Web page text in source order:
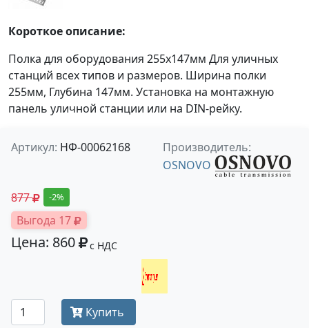
Короткое описание:
Полка для оборудования 255х147мм Для уличных
станций всех типов и размеров. Ширина полки
255мм, Глубина 147мм. Установка на монтажную
панель уличной станции или на DIN-рейку.
Артикул: НФ-00062168
Производитель:
OSNOVO
877 -2%
Выгода 17
Цена: 860 с НДС
Получить оптовую цену
Купить